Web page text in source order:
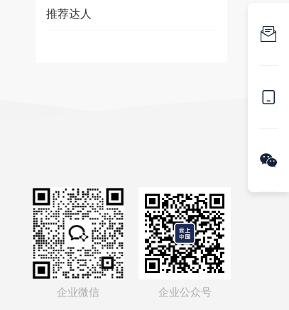
推荐达人
企业微信 企业公众号


